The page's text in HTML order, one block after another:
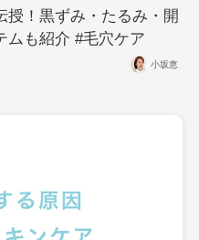
授！黒ずみ・たるみ・開
ムも紹介 #毛穴ケア
小坂恵